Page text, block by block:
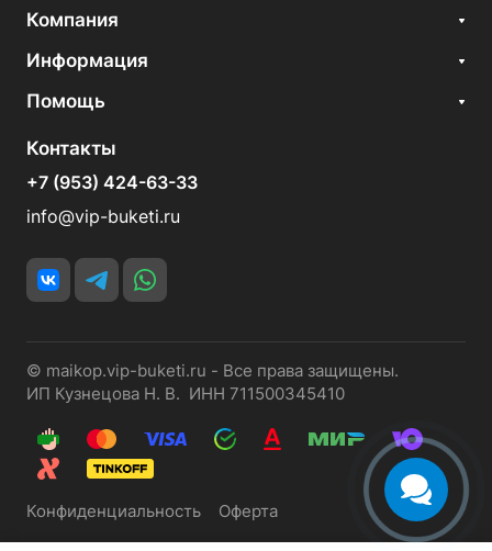
Компания
Информация
Помощь
Контакты
+7 (953) 424-63-33
info@vip-buketi.ru
© maikop.vip-buketi.ru - Все права защищены.
ИП Кузнецова Н. В. ИНН 711500345410
Конфиденциальность Оферта